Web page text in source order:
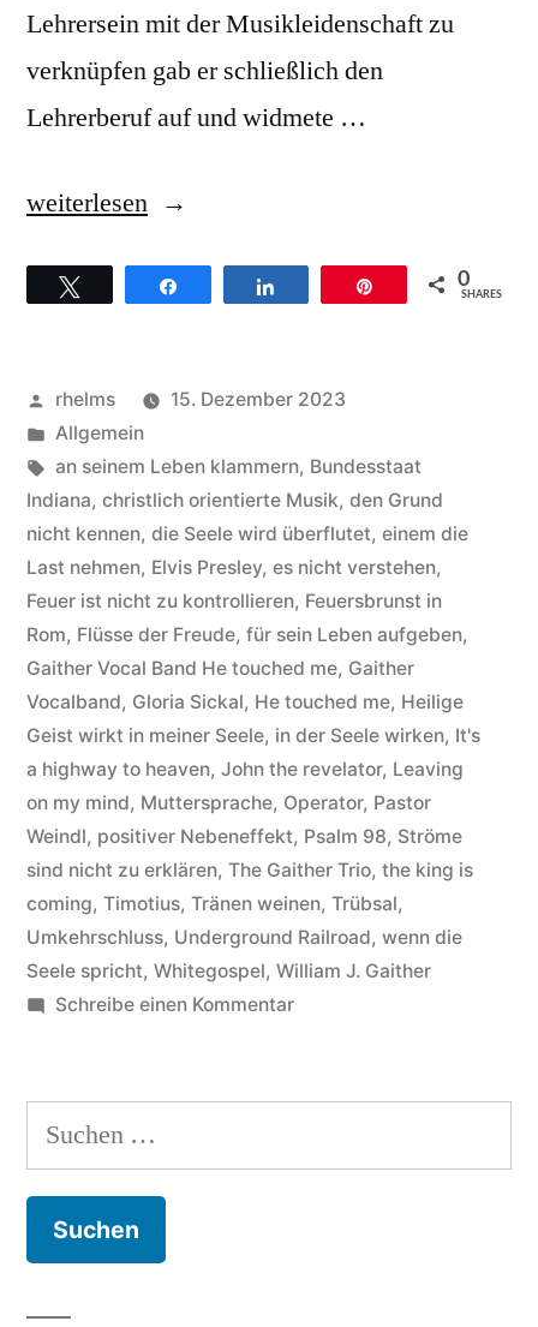
Lehrersein mit der Musikleidenschaft zu
verknüpfen gab er schließlich den
Lehrerberuf auf und widmete …
„Gaither
Band
Hintergründe
zum
Song
Rivers
of
joy“
weiterlesen
0
SHARES
Veröffentlicht
von
rhelms
15. Dezember 2023
Veröffentlicht
unter
Allgemein
Schlagwörter:
an seinem Leben klammern, Bundesstaat
Indiana, christlich orientierte Musik, den Grund
nicht kennen, die Seele wird überflutet, einem die
Last nehmen, Elvis Presley, es nicht verstehen,
Feuer ist nicht zu kontrollieren, Feuersbrunst in
Rom, Flüsse der Freude, für sein Leben aufgeben,
Gaither Vocal Band He touched me, Gaither
Vocalband, Gloria Sickal, He touched me, Heilige
Geist wirkt in meiner Seele, in der Seele wirken, It's
a highway to heaven, John the revelator, Leaving
on my mind, Muttersprache, Operator, Pastor
Weindl, positiver Nebeneffekt, Psalm 98, Ströme
sind nicht zu erklären, The Gaither Trio, the king is
coming, Timotius, Tränen weinen, Trübsal,
Umkehrschluss, Underground Railroad, wenn die
Seele spricht, Whitegospel, William J. Gaither
Schreibe einen Kommentarzu
Band
Hintergründe
Suchen
nach: